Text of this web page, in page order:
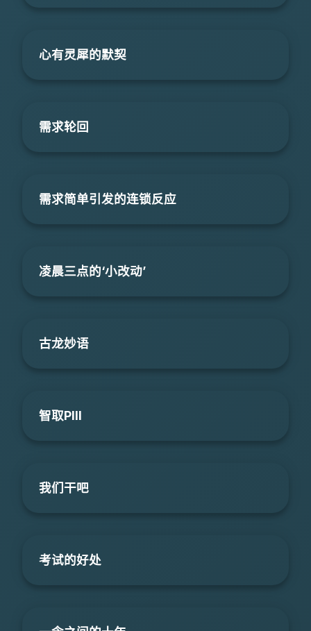
心有灵犀的默契
需求轮回
需求简单引发的连锁反应
凌晨三点的‘小改动’
古龙妙语
智取PIII
我们干吧
考试的好处